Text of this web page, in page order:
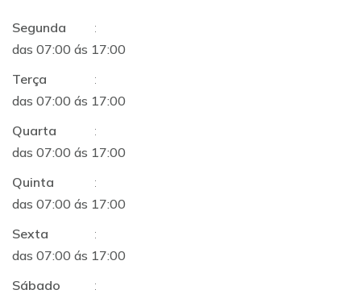
Segunda
:
das 07:00 ás 17:00
Terça
:
das 07:00 ás 17:00
Quarta
:
das 07:00 ás 17:00
Quinta
:
das 07:00 ás 17:00
Sexta
:
das 07:00 ás 17:00
Sábado
: